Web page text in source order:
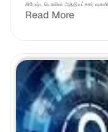
சிரேஷ்ட பொலிஸ் அத்தியட்சகர்
Read More